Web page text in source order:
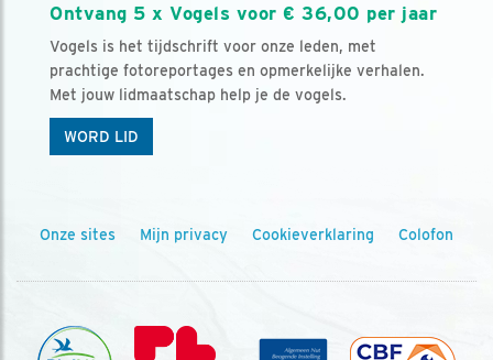
Ontvang 5 x Vogels voor € 36,00 per jaar
Vogels is het tijdschrift voor onze leden, met
prachtige fotoreportages en opmerkelijke verhalen.
Met jouw lidmaatschap help je de vogels.
WORD LID
Onze sites Mijn privacy Cookieverklaring Colofon